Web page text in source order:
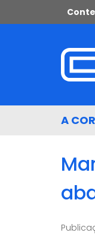
para
menu
para
do
A